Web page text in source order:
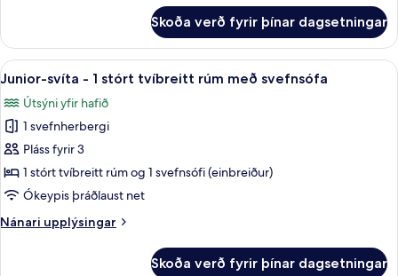
-
meðalstór
rúm
Skoða verð fyrir þínar dagsetningar
Skoða
allar
myndir
fyrir
Junior-
svíta
-
stórt
Junior-svíta - 1 stórt tvíbreitt rúm
6
Junior-svíta - 1 stórt tvíbreitt rúm með svefnsófa
Útsýni yfir hafið
1 svefnherbergi
Pláss fyrir 3
1 stórt tvíbreitt rúm og 1 svefnsófi (einbreiður)
Ókeypis þráðlaust net
Nánari upplýsingar
Nánari
Skoða verð fyrir þínar dagsetningar